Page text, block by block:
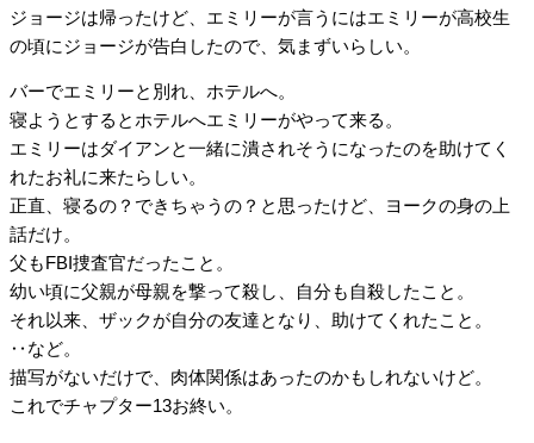
ジョージは帰ったけど、エミリーが言うにはエミリーが高校生
の頃にジョージが告白したので、気まずいらしい。
バーでエミリーと別れ、ホテルへ。
寝ようとするとホテルへエミリーがやって来る。
エミリーはダイアンと一緒に潰されそうになったのを助けてく
れたお礼に来たらしい。
正直、寝るの？できちゃうの？と思ったけど、ヨークの身の上
話だけ。
父もFBI捜査官だったこと。
幼い頃に父親が母親を撃って殺し、自分も自殺したこと。
それ以来、ザックが自分の友達となり、助けてくれたこと。
‥など。
描写がないだけで、肉体関係はあったのかもしれないけど。
これでチャプター13お終い。